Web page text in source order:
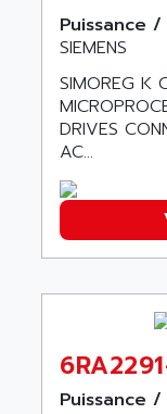
8200-
SERIE 9000
SIMATIC
UNIDRIVE
SIGMA II
PROVIT
GRADIPAK
ALDES
ALES
ALFA
ALFA
ALFA
ALFAA
ALFA-
ALFONS
ALICAT
Puissance
SIEMENS
SIMOREG K
DRIVES
AC...
Puissance